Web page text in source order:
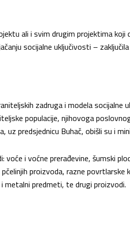
ali i svim drugim projektima koji
socijalne uključivosti –
zadruga i modela socijalne
populacije, njihovoga
uz predsjednicu Buhač, obišli su i
voće i voćne prerađevine, šumski
proizvoda, razne povrtlarske
metalni predmeti, te drugi proizvodi.